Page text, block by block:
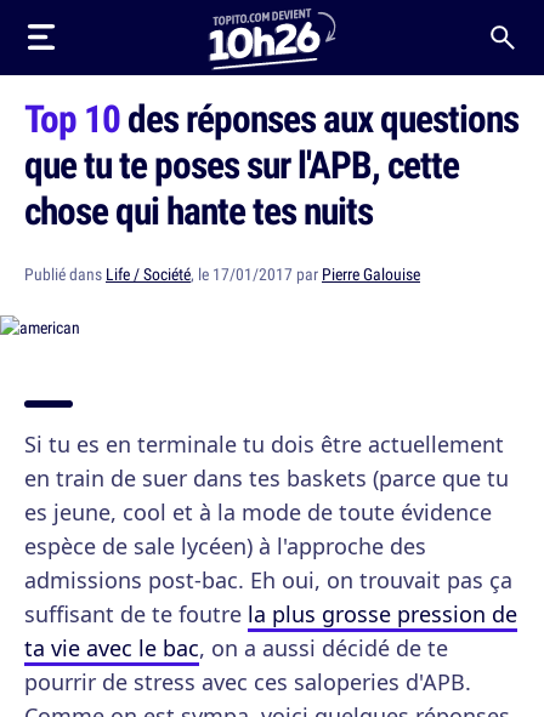
Top 10des réponses aux questions
que tu te poses sur l'APB, cette
chose qui hante tes nuits
Publié dans Life / Société, le 17/01/2017 par Pierre Galouise
Si tu es en terminale tu dois être actuellement
en train de suer dans tes baskets (parce que tu
es jeune, cool et à la mode de toute évidence
espèce de sale lycéen) à l'approche des
admissions post-bac. Eh oui, on trouvait pas ça
suffisant de te foutre la plus grosse pression de
ta vie avec le bac, on a aussi décidé de te
pourrir de stress avec ces saloperies d'APB.